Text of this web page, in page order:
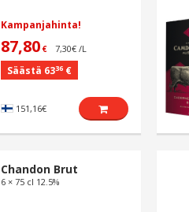
Kampanjahinta!
87,80€ 7,30€ /L
Säästä 6336€
151,16€
Chandon Brut
6 × 75 cl 12.5%